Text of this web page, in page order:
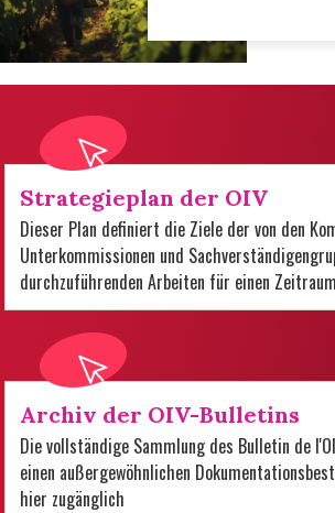
Strategieplan der OIV
Dieser Plan definiert die Ziele der von den
Unterkommissionen und
durchzuführenden Arbeiten für einen
Archiv der OIV-Bulletins
Die vollständige Sammlung des Bulletin de
einen außergewöhnlichen
hier zugänglich